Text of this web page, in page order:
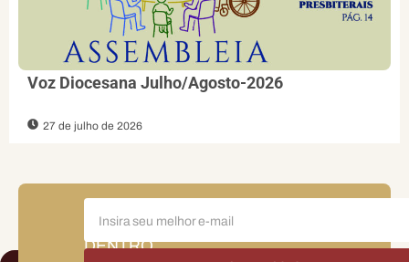
Voz Diocesana Julho/Agosto-2026
27 de julho de 2026
POR
DENTRO